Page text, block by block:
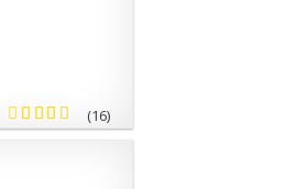
(16)